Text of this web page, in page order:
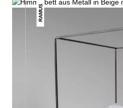
RAMUS